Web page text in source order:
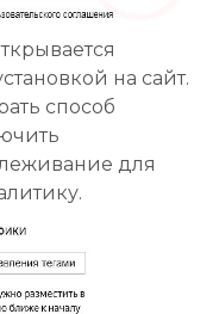
на сайт.
способ
для